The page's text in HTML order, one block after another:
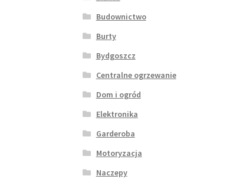
Budownictwo
Burty
Bydgoszcz
Centralne ogrzewanie
Dom i ogród
Elektronika
Garderoba
Motoryzacja
Naczepy